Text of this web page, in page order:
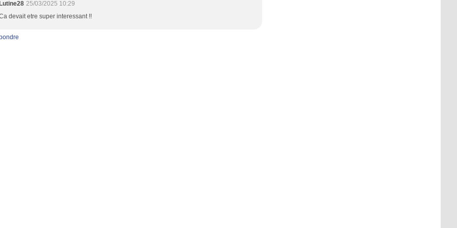
25/03/2025 10:29
devait etre super interessant !!